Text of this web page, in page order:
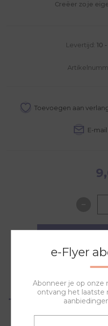
Creëer zo je
Levertijd: 10
e-Flyer
Abonneer je op onze
ontvang het laatste